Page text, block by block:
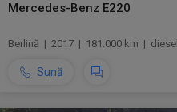
Mercedes-Benz E220
Berlină | 2017 | 181.000 km | diesel
Sună